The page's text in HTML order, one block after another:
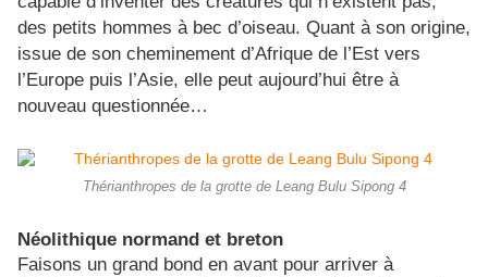
des petits hommes à bec d’oiseau. Quant à son origine,
issue de son cheminement d’Afrique de l’Est vers
l’Europe puis l’Asie, elle peut aujourd’hui être à
nouveau questionnée…
Thérianthropes de la grotte de Leang Bulu Sipong 4
Néolithique normand et breton
Faisons un grand bond en avant pour arriver à